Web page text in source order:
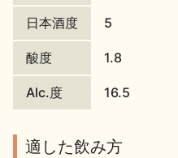
日本酒の楽しみ方特集
地酒・イベント情報
日本酒度 5
酸度 1.8
Alc.度 16.5
適した飲み方